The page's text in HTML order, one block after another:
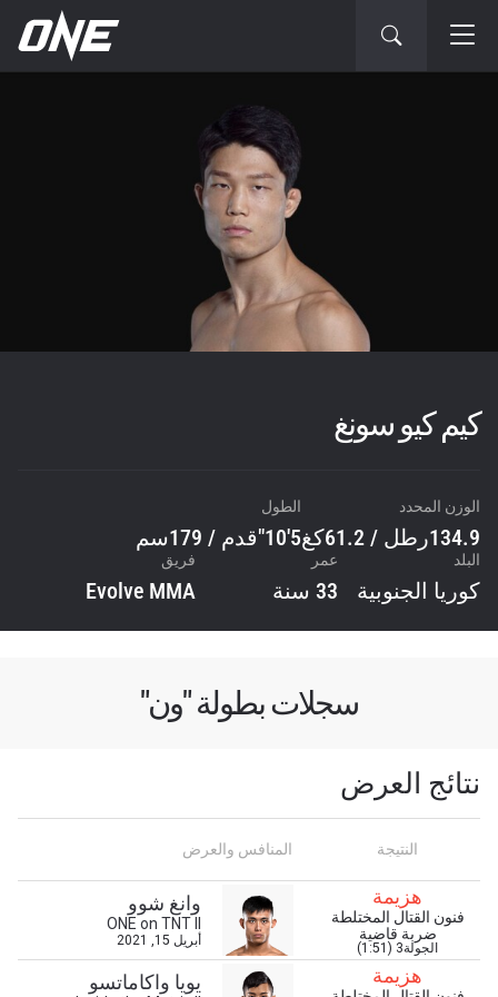
كيم كيو سونغ
الوزن المحدد
134.9رطل / 61.2كغ
الطول
5'10"قدم / 179سم
البلد
كوريا الجنوبية
عمر
33 سنة
فريق
Evolve MMA
سجلات بطولة "ون"
نتائج العرض
النتيجة المنافس والعرض
هزيمة
فنون القتال المختلطة
ضربة قاضية
الجولة3 (1:51)
وانغ شوو
ONE on TNT II
أبريل 15, 2021
هزيمة يويا واكاماتسو
ابق على اطّلاع
خذ بطولة "ون" معك أينما ذهبت! اشترك الآن للوصول